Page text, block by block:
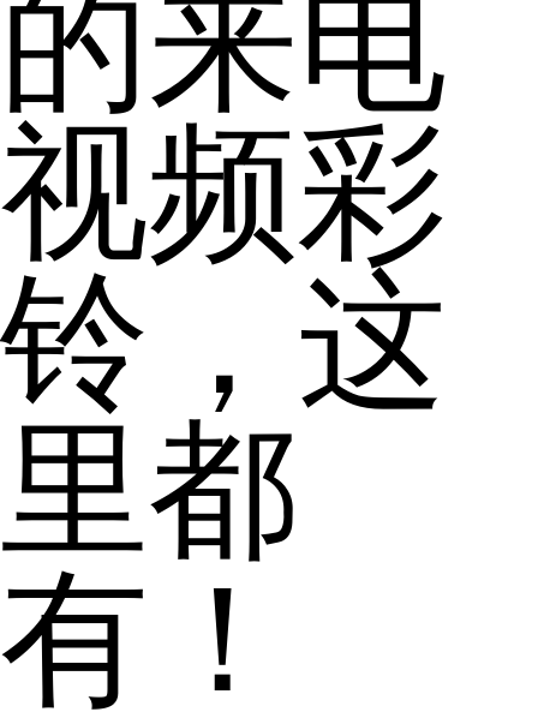
的来电
视频彩
铃，这
里都
有！